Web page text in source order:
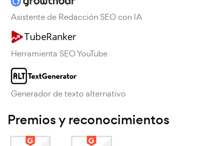
Asistente de Redacción SEO con IA
Herramienta SEO YouTube
Generador de texto alternativo
Premios y reconocimientos